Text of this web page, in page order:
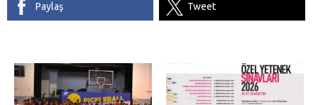
Paylaş Tweet